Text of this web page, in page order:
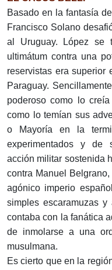
Basado en la fantasía
Francisco Solano
al Uruguay. López se
ultimátum contra una
reservistas era superior
Paraguay.
poderoso como lo
como lo temían sus
o Mayoría en la
experimentados y de
acción militar sostenida
contra Manuel
agónico imperio
simples escaramuzas
contaba con la fanática
de inmolarse a una
musulmana.
Es cierto que en la